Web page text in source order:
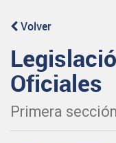
Volver
Oficiales
Primera sección